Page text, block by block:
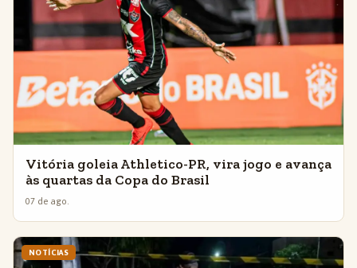
Vitória goleia Athletico-PR, vira jogo e avança
às quartas da Copa do Brasil
07 de ago.
NOTÍCIAS